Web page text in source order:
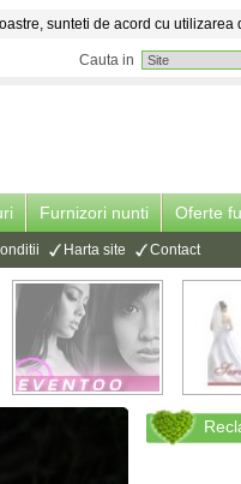
sunteti de acord cu utilizarea
Cauta in
Furnizori nunti Oferte
Harta site Contact